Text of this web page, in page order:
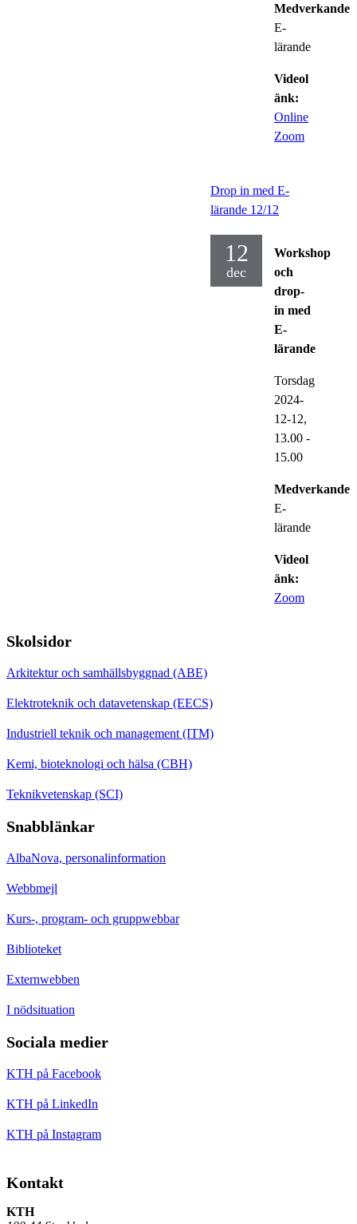
Medverkande:
E-
lärande
Videol
änk:
Online
Zoom
Drop in med E-
lärande 12/12
12
dec
Workshop
och
drop-
in med
E-
lärande
Torsdag
2024-
12-12,
13.00 -
15.00
Medverkande:
E-
lärande
Videol
änk:
Zoom
Skolsidor
Arkitektur och samhällsbyggnad (ABE)
Elektroteknik och datavetenskap (EECS)
Industriell teknik och management (ITM)
Kemi, bioteknologi och hälsa (CBH)
Teknikvetenskap (SCI)
Snabblänkar
AlbaNova, personalinformation
Webbmejl
Kurs-, program- och gruppwebbar
Biblioteket
Externwebben
I nödsituation
Sociala medier
KTH på Facebook
KTH på LinkedIn
KTH på Instagram
Kontakt
KTH